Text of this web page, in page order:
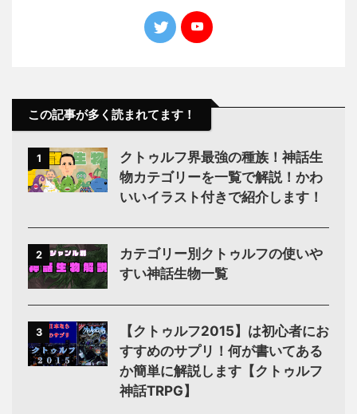
この記事が多く読まれてます！
1
クトゥルフ界最強の種族！神話生
物カテゴリーを一覧で解説！かわ
いいイラスト付きで紹介します！
2
カテゴリー別クトゥルフの使いや
すい神話生物一覧
3
【クトゥルフ2015】は初心者にお
すすめのサプリ！何が書いてある
か簡単に解説します【クトゥルフ
神話TRPG】